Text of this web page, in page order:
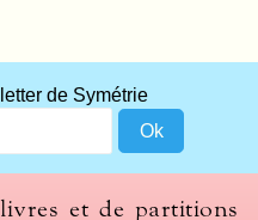
de Symétrie
et de partitions